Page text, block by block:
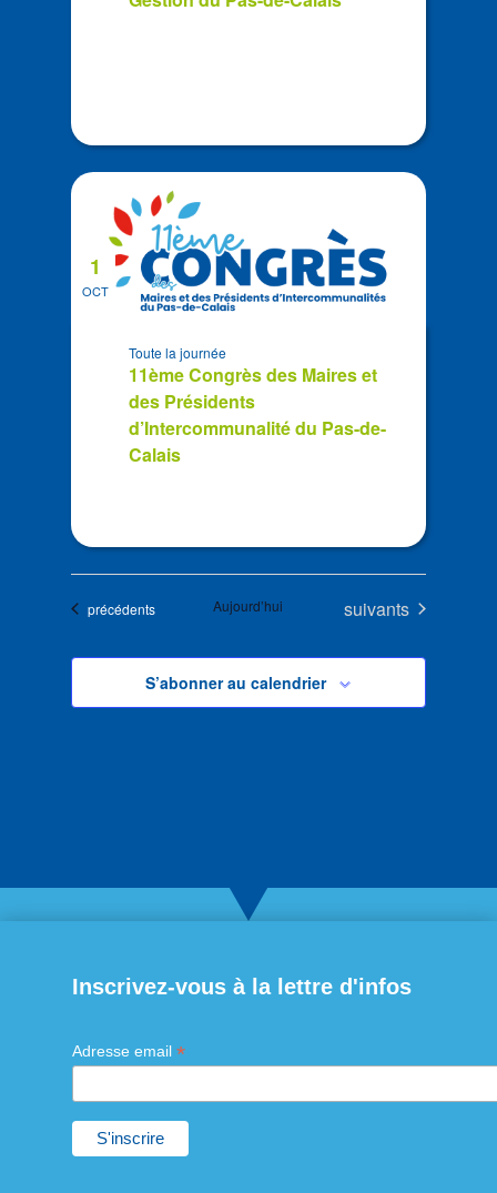
OCT
1
11ème Congrès des Maires et
des Présidents
d’Intercommunalité du Pas-de-
Calais
Toute la journée
Évènements
précédents Aujourd’hui Évènements
suivants
S’abonner au calendrier
Inscrivez-vous à la lettre d'infos
Adresse email *